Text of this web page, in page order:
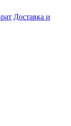
Доставка и